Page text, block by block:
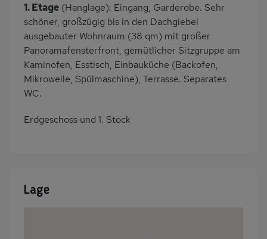
1. Etage (Hanglage): Eingang, Garderobe. Sehr
schöner, großzügig bis in den Dachgiebel
ausgebauter Wohnraum (38 qm) mit großer
Panoramafensterfront, gemütlicher Sitzgruppe am
Kaminofen, Esstisch, Einbauküche (Backofen,
Mikrowelle, Spülmaschine), Terrasse. Separates
WC.
Erdgeschoss und 1. Stock
Lage